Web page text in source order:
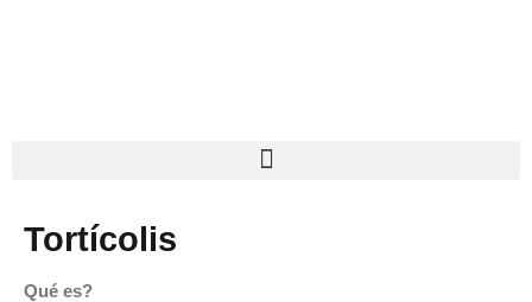
Tortícolis
Qué es?